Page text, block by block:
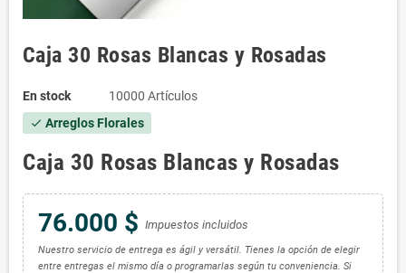
Caja 30 Rosas Blancas y Rosadas
En stock 10000 Artículos
check Arreglos Florales
Caja 30 Rosas Blancas y Rosadas
76.000 $ Impuestos incluidos
Nuestro servicio de entrega es ágil y versátil. Tienes la opción de elegir
entre entregas el mismo día o programarlas según tu conveniencia. Si